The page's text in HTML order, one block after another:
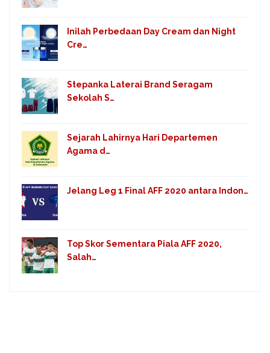
Inilah Perbedaan Day Cream dan Night
Cre…
Stepanka Laterai Brand Seragam
Sekolah S…
Sejarah Lahirnya Hari Departemen
Agama d…
Jelang Leg 1 Final AFF 2020 antara Indon…
Top Skor Sementara Piala AFF 2020,
Salah…